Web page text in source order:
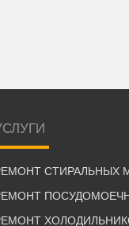
СТИРАЛЬНЫХ